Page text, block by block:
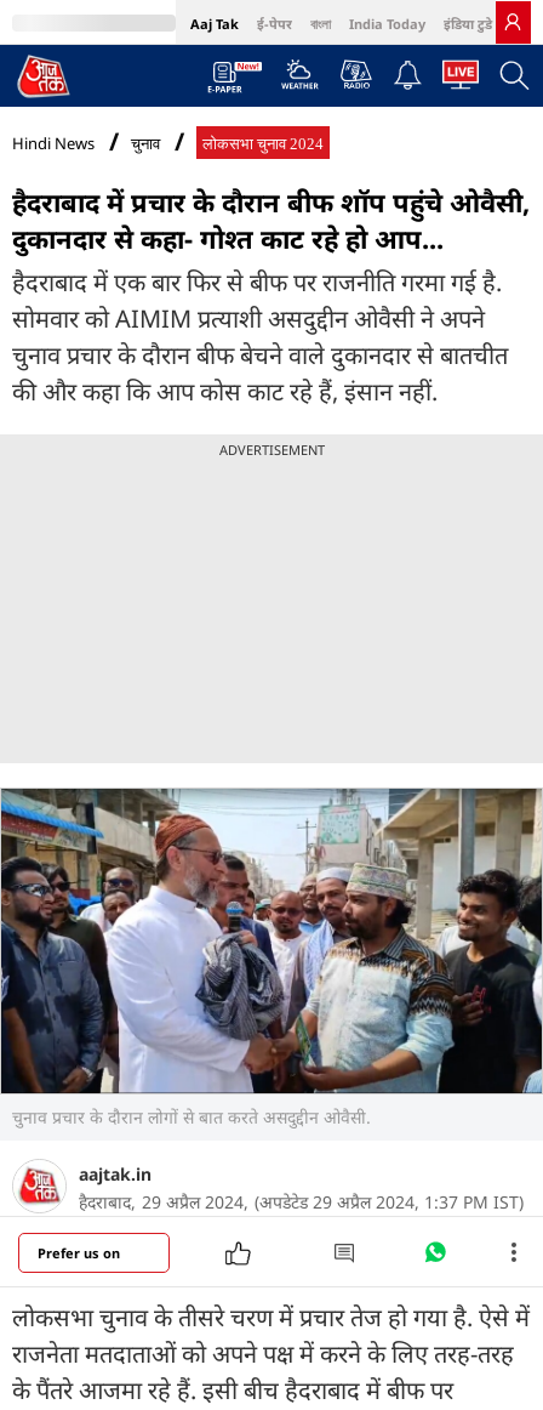
Aaj Tak ई-पेपर বাংলা India Today इंडिया टुडे हिंदी
MumbaiTak Cosmopolitan Harper's Bazaar Northeast
Hindi News चुनाव लोकसभा चुनाव 2024
हैदराबाद में प्रचार के दौरान बीफ शॉप पहुंचे ओवैसी,
दुकानदार से कहा- गोश्त काट रहे हो आप...
हैदराबाद में एक बार फिर से बीफ पर राजनीति गरमा गई है.
सोमवार को AIMIM प्रत्याशी असदुद्दीन ओवैसी ने अपने
चुनाव प्रचार के दौरान बीफ बेचने वाले दुकानदार से बातचीत
की और कहा कि आप कोस काट रहे हैं, इंसान नहीं.
ADVERTISEMENT
चुनाव प्रचार के दौरान लोगों से बात करते असदुद्दीन ओवैसी.
aajtak.in
हैदराबाद, 29 अप्रैल 2024, (अपडेटेड 29 अप्रैल 2024, 1:37 PM IST)
Prefer us on
लोकसभा चुनाव के तीसरे चरण में प्रचार तेज हो गया है. ऐसे में
राजनेता मतदाताओं को अपने पक्ष में करने के लिए तरह-तरह
के पैंतरे आजमा रहे हैं. इसी बीच हैदराबाद में बीफ पर